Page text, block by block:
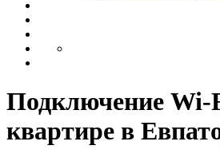
Подключение Wi-
квартире в